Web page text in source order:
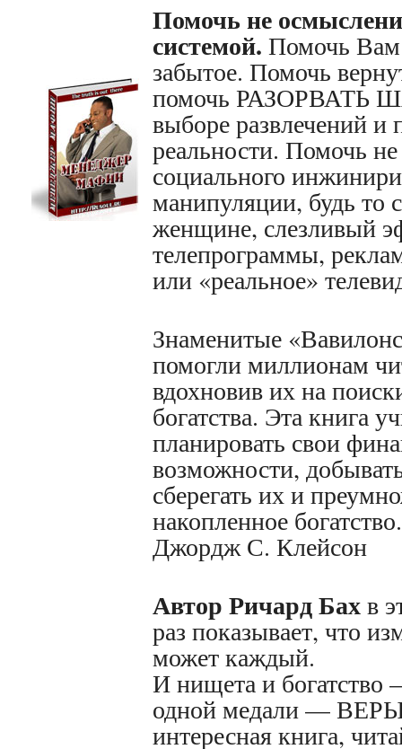
Помочь не
системой. Помочь
забытое. Помочь
помочь РАЗОРВАТЬ
выборе развлечений и
реальности. Помочь
социального
манипуляции, будь то
женщине, слезливый
телепрограммы,
или «реальное»
Знаменитые
помогли миллионам
вдохновив их на
богатства. Эта книга
планировать свои
возможности,
сберегать их и
накопленное
Джордж С. Клейсон
Автор Ричард Бахв
раз показывает, что
может каждый.
И нищета и богатство
одной медали —
интересная книга,